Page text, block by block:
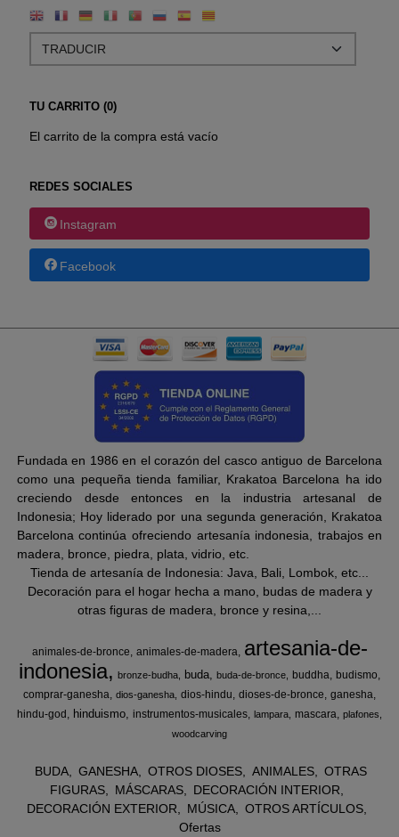
TU CARRITO (0)
El carrito de la compra está vacío
REDES SOCIALES
Instagram
Facebook
Fundada en 1986 en el corazón del casco antiguo de Barcelona
como una pequeña tienda familiar, Krakatoa Barcelona ha ido
creciendo desde entonces en la industria artesanal de
Indonesia; Hoy liderado por una segunda generación, Krakatoa
Barcelona continúa ofreciendo artesanía indonesia, trabajos en
madera, bronce, piedra, plata, vidrio, etc.
Tienda de artesanía de Indonesia: Java, Bali, Lombok, etc...
Decoración para el hogar hecha a mano, budas de madera y
otras figuras de madera, bronce y resina,...
animales-de-bronce animales-de-madera
artesania-de-
indonesia
bronze-budha buda buda-de-bronce buddha
budismo
comprar-ganesha dios-ganesha dios-hindu dioses-de-bronce ganesha
hindu-god
hinduismo instrumentos-musicales lampara mascara plafones
woodcarving
BUDA GANESHA OTROS DIOSES ANIMALES
OTRAS
FIGURAS
MÁSCARAS
DECORACIÓN INTERIOR
DECORACIÓN EXTERIOR
MÚSICA
OTROS ARTÍCULOS
Ofertas